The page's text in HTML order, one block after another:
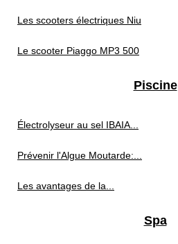
Les scooters électriques Niu
Le scooter Piaggo MP3 500
Piscine
Électrolyseur au sel IBAIA...
Prévenir l'Algue Moutarde:...
Les avantages de la...
Spa